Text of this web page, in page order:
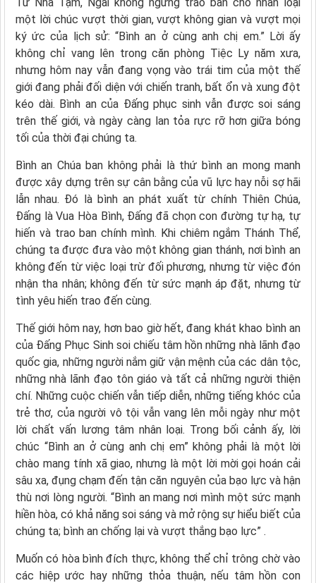
một lời chúc vượt thời gian, vượt không gian và vượt mọi
ký ức của lịch sử: “Bình an ở cùng anh chị em.” Lời ấy
không chỉ vang lên trong căn phòng Tiệc Ly năm xưa,
nhưng hôm nay vẫn đang vọng vào trái tim của một thế
giới đang phải đối diện với chiến tranh, bất ổn và xung đột
kéo dài. Bình an của Đấng phục sinh vẫn được soi sáng
trên thế giới, và ngày càng lan tỏa rực rỡ hơn giữa bóng
tối của thời đại chúng ta.
Bình an Chúa ban không phải là thứ bình an mong manh
được xây dựng trên sự cân bằng của vũ lực hay nỗi sợ hãi
lẫn nhau. Đó là bình an phát xuất từ chính Thiên Chúa,
Đấng là Vua Hòa Bình, Đấng đã chọn con đường tự hạ, tự
hiến và trao ban chính mình. Khi chiêm ngắm Thánh Thể,
chúng ta được đưa vào một không gian thánh, nơi bình an
không đến từ việc loại trừ đối phương, nhưng từ việc đón
nhận tha nhân; không đến từ sức mạnh áp đặt, nhưng từ
tình yêu hiến trao đến cùng.
Thế giới hôm nay, hơn bao giờ hết, đang khát khao bình an
của Đấng Phục Sinh soi chiếu tâm hồn những nhà lãnh đạo
quốc gia, những người nắm giữ vận mệnh của các dân tộc,
những nhà lãnh đạo tôn giáo và tất cả những người thiện
chí. Những cuộc chiến vẫn tiếp diễn, những tiếng khóc của
trẻ thơ, của người vô tội vẫn vang lên mỗi ngày như một
lời chất vấn lương tâm nhân loại. Trong bối cảnh ấy, lời
chúc “Bình an ở cùng anh chị em” không phải là một lời
chào mang tính xã giao, nhưng là một lời mời gọi hoán cải
sâu xa, đụng chạm đến tận căn nguyên của bạo lực và hận
thù nơi lòng người. “Bình an mang nơi mình một sức mạnh
hiền hòa, có khả năng soi sáng và mở rộng sự hiểu biết của
chúng ta; bình an chống lại và vượt thắng bạo lực” .
Muốn có hòa bình đích thực, không thể chỉ trông chờ vào
các hiệp ước hay những thỏa thuận, nếu tâm hồn con